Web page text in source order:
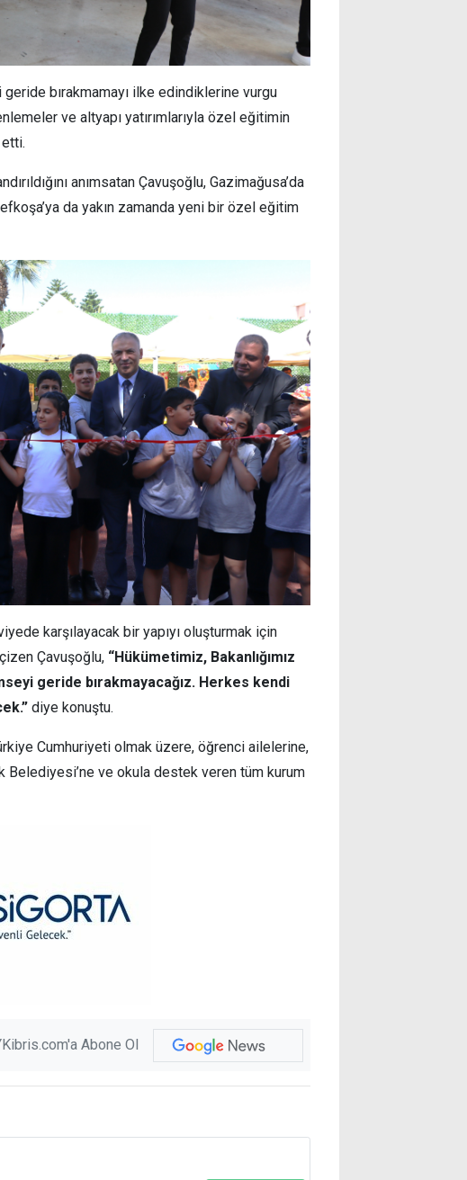
bırakmamayı ilke edindiklerine vurgu
ve altyapı yatırımlarıyla özel eğitimin
anımsatan Çavuşoğlu, Gazimağusa’da
da yakın zamanda yeni bir özel eğitim
karşılayacak bir yapıyı oluşturmak için
Çavuşoğlu, “Hükümetimiz, Bakanlığımız
geride bırakmayacağız. Herkes kendi
diye konuştu.
Cumhuriyeti olmak üzere, öğrenci ailelerine,
Belediyesi’ne ve okula destek veren tüm kurum
Abone Ol